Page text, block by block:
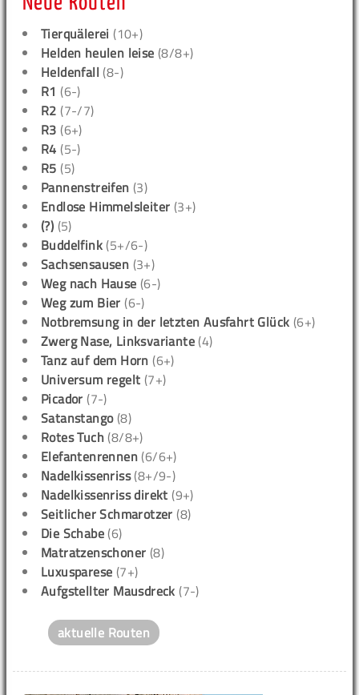
Tierquälerei (10+)
Helden heulen leise (8/8+)
Heldenfall (8-)
R1 (6-)
R2 (7-/7)
R3 (6+)
R4 (5-)
R5 (5)
Pannenstreifen (3)
Endlose Himmelsleiter (3+)
(?) (5)
Buddelfink (5+/6-)
Sachsensausen (3+)
Weg nach Hause (6-)
Weg zum Bier (6-)
Notbremsung in der letzten Ausfahrt Glück (6+)
Zwerg Nase, Linksvariante (4)
Tanz auf dem Horn (6+)
Universum regelt (7+)
Picador (7-)
Satanstango(8)
Rotes Tuch (8/8+)
Elefantenrennen (6/6+)
Nadelkissenriss(8+/9-)
Nadelkissenriss direkt (9+)
Seitlicher Schmarotzer (8)
Die Schabe (6)
Matratzenschoner (8)
Luxusparese (7+)
Aufgstellter Mausdreck (7-)
aktuelle Routen